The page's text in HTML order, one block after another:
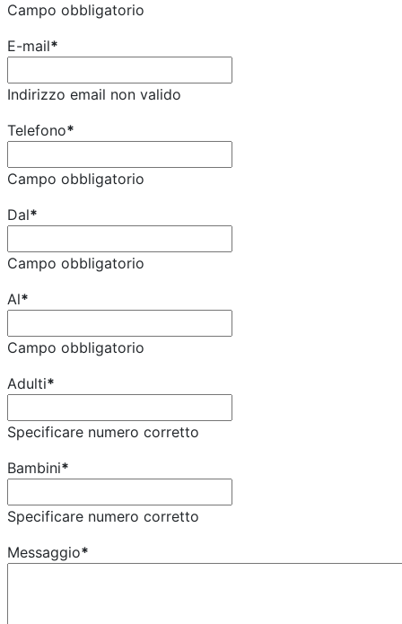
Campo obbligatorio
E-mail*
Indirizzo email non valido
Telefono*
Campo obbligatorio
Dal*
Campo obbligatorio
Al*
Campo obbligatorio
Adulti*
Specificare numero corretto
Bambini*
Specificare numero corretto
Messaggio*